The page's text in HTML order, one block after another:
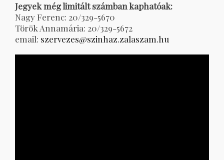
Jegyek még limitált számban kaphatóak:
Nagy Ferenc: 20/329-5670
Török Annamária: 20/329-5672
email: szervezes@szinhaz.zalaszam.hu